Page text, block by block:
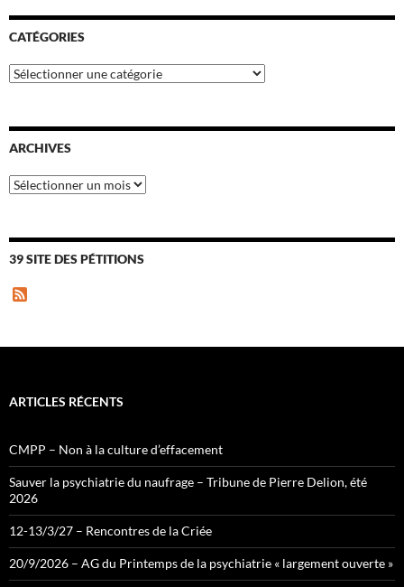
CATÉGORIES
Catégories
ARCHIVES
Archives
39 SITE DES PÉTITIONS
ARTICLES RÉCENTS
CMPP – Non à la culture d’effacement
Sauver la psychiatrie du naufrage – Tribune de Pierre Delion, été
2026
12-13/3/27 – Rencontres de la Criée
20/9/2026 – AG du Printemps de la psychiatrie « largement ouverte »